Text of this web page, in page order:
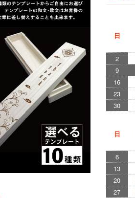
日
2
9
16
23
30
日
6
13
20
27